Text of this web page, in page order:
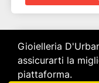
Gioielleria
assicurarti la
piattaforma.